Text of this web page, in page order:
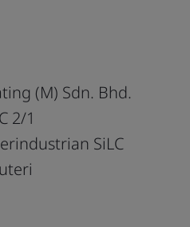
(M) Sdn. Bhd.
2/1
SiLC